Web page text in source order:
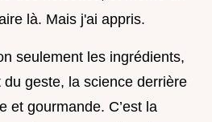
là. Mais j'ai appris.
seulement les ingrédients,
geste, la science derrière
et gourmande. C’est la